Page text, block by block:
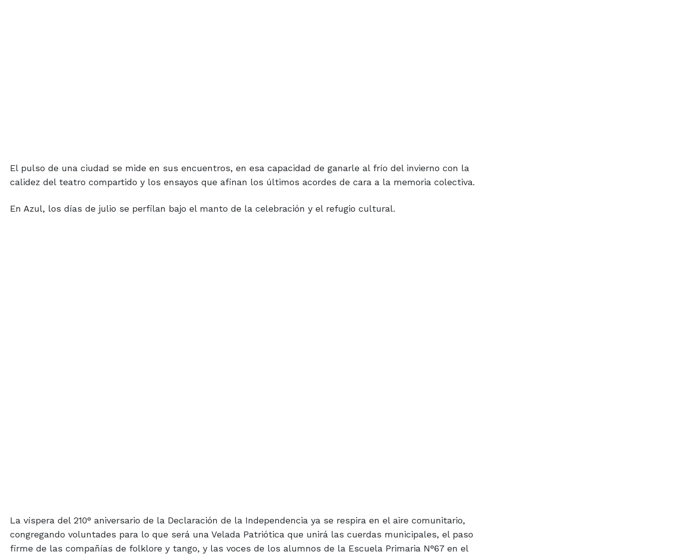
El pulso de una ciudad se mide en sus encuentros, en esa capacidad de ganarle al frío del invierno con la
calidez del teatro compartido y los ensayos que afinan los últimos acordes de cara a la memoria colectiva.
En Azul, los días de julio se perfilan bajo el manto de la celebración y el refugio cultural.
La víspera del 210° aniversario de la Declaración de la Independencia ya se respira en el aire comunitario,
congregando voluntades para lo que será una Velada Patriótica que unirá las cuerdas municipales, el paso
firme de las compañías de folklore y tango, y las voces de los alumnos de la Escuela Primaria N°67 en el